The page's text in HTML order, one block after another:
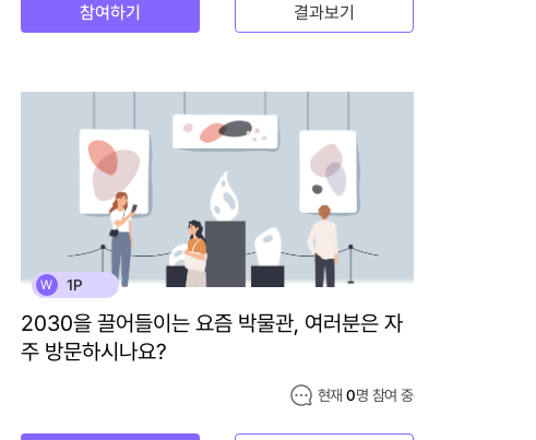
참여하기 결과보기
W 1P
2030을 끌어들이는 요즘 박물관, 여러분은 자
주 방문하시나요?
현재0명 참여 중